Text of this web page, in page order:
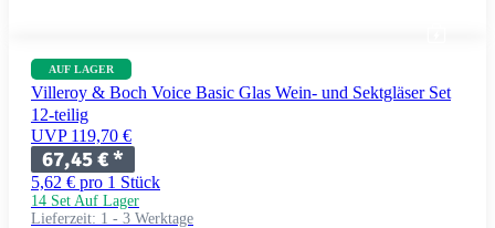
AUF LAGER
Villeroy & Boch Voice Basic Glas Wein- und Sektgläser Set
12-teilig
UVP 119,70 €
67,45 €*
5,62 € pro 1 Stück
14 Set Auf Lager
Lieferzeit: 1 - 3 Werktage